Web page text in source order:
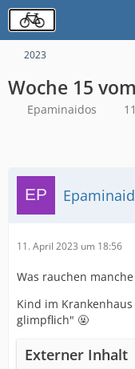
2023
Woche 15
Epaminaidos
11. April 2023 um 18:56
Was rauchen
Kind im
glimpflich" 🤬
Externer Inhalt